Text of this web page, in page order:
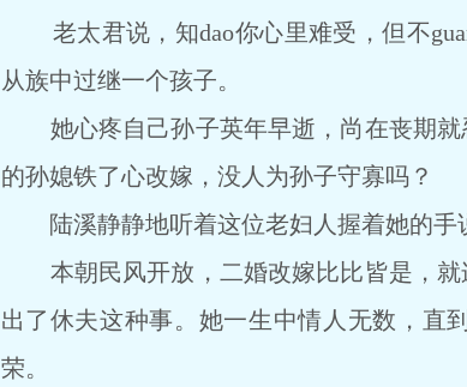
老太君说，知dao你心里难受，但不
从族中过继一个孩子。
她心疼自己孙子英年早逝，尚在丧期就
的孙媳铁了心改嫁，没人为孙子守寡吗？
陆溪静静地听着这位老妇人握着她的手
本朝民风开放，二婚改嫁比比皆是，就
出了休夫这种事。她一生中情人无数，直
荣。